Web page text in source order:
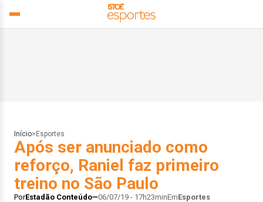
Início> Esportes
Após ser anunciado como
reforço, Raniel faz primeiro
treino no São Paulo
PorEstadão Conteúdo 06/07/19 - 17h23minEmEsportes